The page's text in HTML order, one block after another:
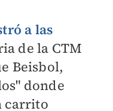
a las
de la CTM
Beisbol,
donde
carrito